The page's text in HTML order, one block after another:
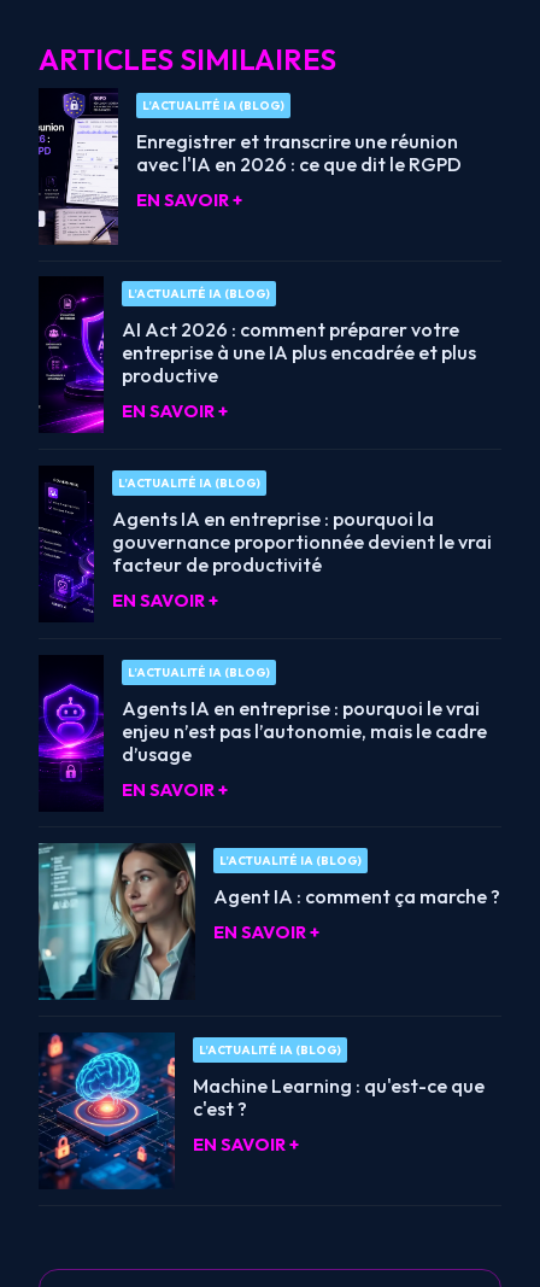
ARTICLES SIMILAIRES
L’ACTUALITÉ IA (BLOG)
Enregistrer et transcrire une réunion
avec l'IA en 2026 : ce que dit le RGPD
EN SAVOIR +
L’ACTUALITÉ IA (BLOG)
AI Act 2026 : comment préparer votre
entreprise à une IA plus encadrée et plus
productive
EN SAVOIR +
L’ACTUALITÉ IA (BLOG)
Agents IA en entreprise : pourquoi la
gouvernance proportionnée devient le vrai
facteur de productivité
EN SAVOIR +
L’ACTUALITÉ IA (BLOG)
Agents IA en entreprise : pourquoi le vrai
enjeu n’est pas l’autonomie, mais le cadre
d’usage
EN SAVOIR +
L’ACTUALITÉ IA (BLOG)
Agent IA : comment ça marche ?
EN SAVOIR +
L’ACTUALITÉ IA (BLOG)
Machine Learning : qu'est-ce que
c'est ?
EN SAVOIR +